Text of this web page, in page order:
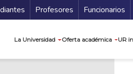
Profesores Funcionarios
La Universidad Oferta académica UR